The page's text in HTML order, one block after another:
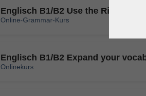
Englisch B1/B2 Use the Right
Online-Grammar-Kurs
Englisch B1/B2 Expand your
Onlinekurs